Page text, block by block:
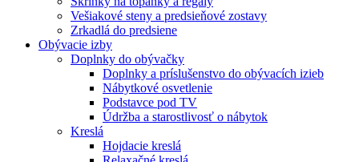
Vešiakové steny a predsieňové zostavy
Zrkadlá do predsiene
Obývacie izby
Doplnky do obývačky
Doplnky a príslušenstvo do obývacích izieb
Nábytkové osvetlenie
Podstavce pod TV
Údržba a starostlivosť o nábytok
Kreslá
Hojdacie kreslá